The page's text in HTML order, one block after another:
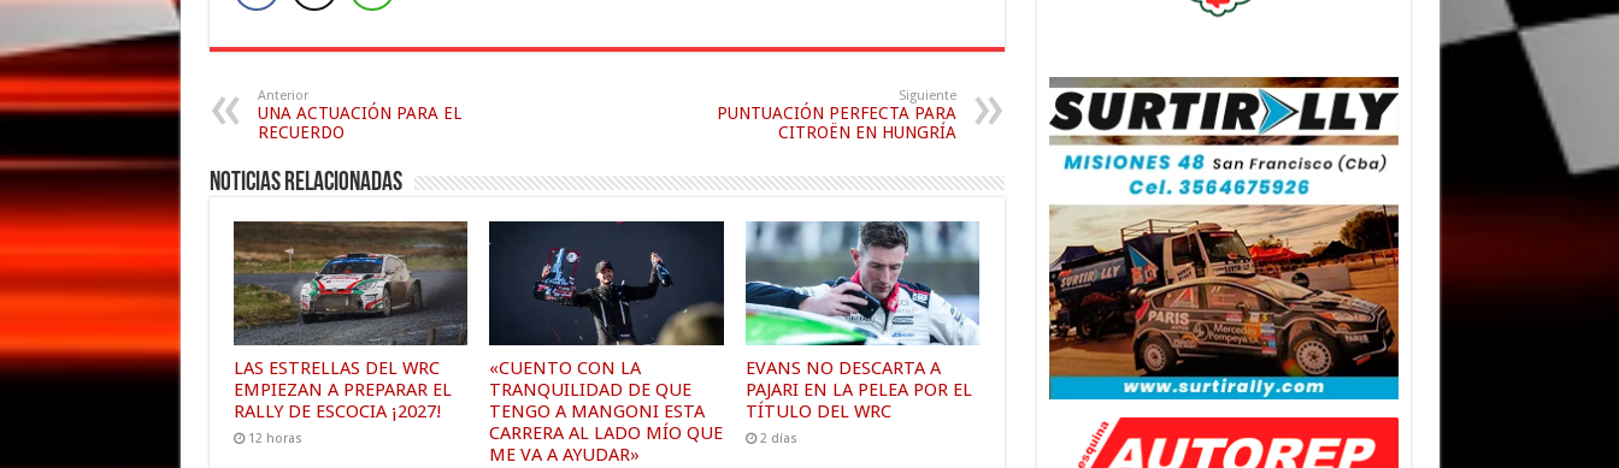
Anterior
UNA ACTUACIÓN PARA EL
RECUERDO
Siguiente
PUNTUACIÓN PERFECTA PARA
CITROËN EN HUNGRÍA
Noticias relacionadas
LAS ESTRELLAS DEL WRC
EMPIEZAN A PREPARAR EL
RALLY DE ESCOCIA ¡2027!
12 horas
«CUENTO CON LA
TRANQUILIDAD DE QUE
TENGO A MANGONI ESTA
CARRERA AL LADO MÍO QUE
ME VA A AYUDAR»
EVANS NO DESCARTA A
PAJARI EN LA PELEA POR EL
TÍTULO DEL WRC
2 días